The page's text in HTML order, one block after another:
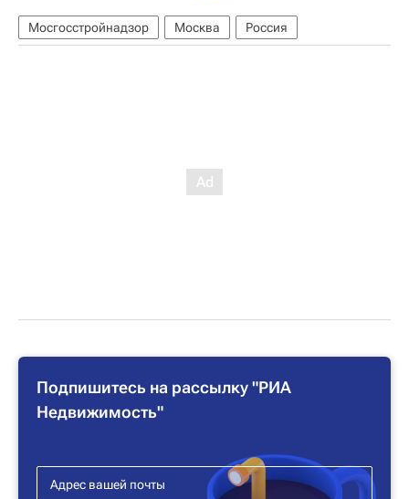
Мосгосстройнадзор Москва Россия
Подпишитесь на рассылку "РИА
Недвижимость"